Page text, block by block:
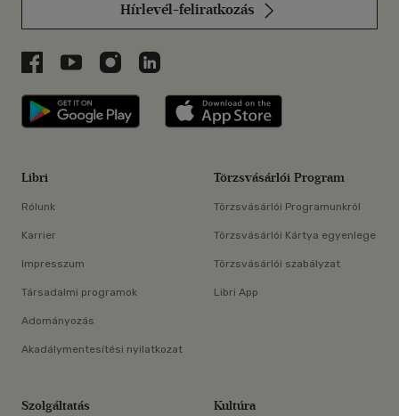
Hírlevél-feliratkozás
Libri a Facebookon
Libri a Youtube-on
Libri az Instagramon
Libri a LinkedInen
Libri applikáció Szerezd meg: Google
Libri
Rólunk
Karrier
Impresszum
Társadalmi programok
Adományozás
Akadálymentesítési nyilatkozat
Törzsvásárlói Program
Törzsvásárlói Programunkról
Törzsvásárlói Kártya egyenlege
Törzsvásárlói szabályzat
Libri App
Szolgáltatás Kultúra